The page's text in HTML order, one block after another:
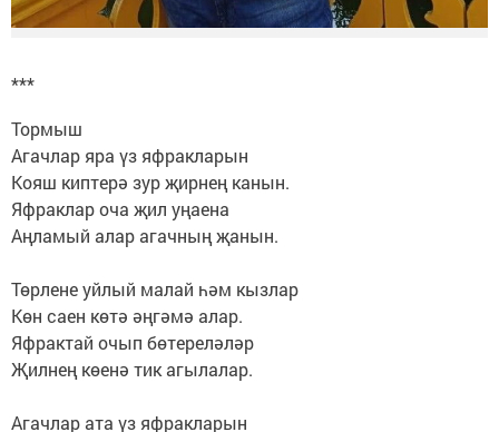
***
Тормыш
Агачлар яра үз яфракларын
Кояш киптерә зур җирнең канын.
Яфраклар оча җил уңаена
Аңламый алар агачның җанын.
Төрлене уйлый малай һәм кызлар
Көн саен көтә әңгәмә алар.
Яфрактай очып бөтереләләр
Җилнең көенә тик агылалар.
Агачлар ата үз яфракларын